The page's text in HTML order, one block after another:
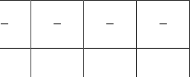
ー ー ー ー